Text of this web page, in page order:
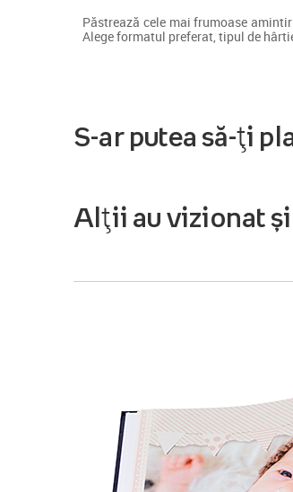
Păstrează cele mai frumoase
Alege formatul preferat, tipul de
S-ar putea să-ți
Alții au vizionat și